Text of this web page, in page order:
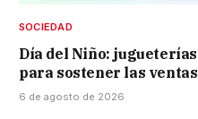
SOCIEDAD
Día del Niño:
para sostener las ventas
6 de agosto de 2026